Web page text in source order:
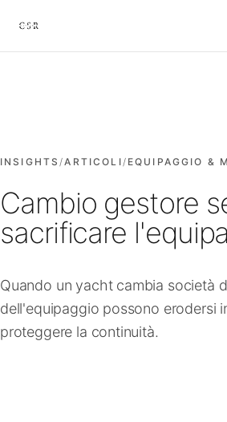
Cursorio
Cursorio Manager
Strumenti
Chi siamo
INSIGHTS/ARTICOLI/ EQUIPAGGIO &
Cambio gestore
sacrificare
Quando un yacht cambia società
dell'equipaggio possono erodersi
proteggere la continuità.